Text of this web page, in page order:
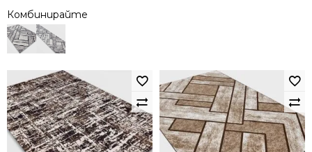
Комбинирайте